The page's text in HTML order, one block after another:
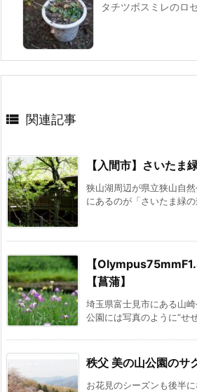
タチツボスミレのロ
 関連記事
【入間市】さいたま
狭山湖周辺が県立狭山自
にあるのが「さいたま緑
【
【菖蒲】
埼玉県富士見市にある山崎
公園には写真のように”せ
秩父 美の山公園のサ
お花見のシーズンも後半